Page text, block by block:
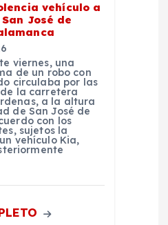
vehículo a
José de
viernes, una
de un robo con
circulaba por las
la carretera
a la altura
de San José de
con los
sujetos la
vehículo Kia,